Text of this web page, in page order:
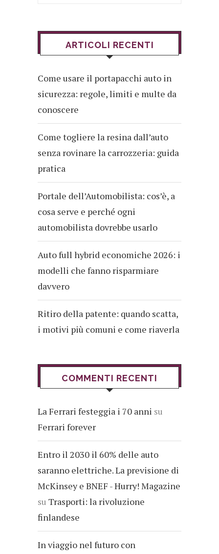
ARTICOLI RECENTI
Come usare il portapacchi auto in
sicurezza: regole, limiti e multe da
conoscere
Come togliere la resina dall’auto
senza rovinare la carrozzeria: guida
pratica
Portale dell’Automobilista: cos’è, a
cosa serve e perché ogni
automobilista dovrebbe usarlo
Auto full hybrid economiche 2026: i
modelli che fanno risparmiare
davvero
Ritiro della patente: quando scatta,
i motivi più comuni e come riaverla
COMMENTI RECENTI
La Ferrari festeggia i 70 anni su
Ferrari forever
Entro il 2030 il 60% delle auto
saranno elettriche. La previsione di
McKinsey e BNEF - Hurry! Magazine
su Trasporti: la rivoluzione
finlandese
In viaggio nel futuro con